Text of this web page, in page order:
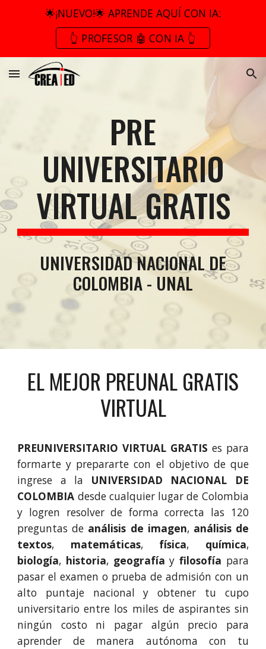
Skip to main content
🌟¡NUEVO!🌟 APRENDE AQUÍ CON IA:
👆 PROFESOR 🤖 CON IA 👆
PRE
UNIVERSITARIO
VIRTUAL GRATIS
UNIVERSIDAD NACIONAL DE
COLOMBIA - UNAL
EL MEJOR PREUNAL GRATIS
VIRTUAL
PREUNIVERSITARIO VIRTUAL GRATIS es para
formarte y prepararte con el objetivo de que
ingrese a la UNIVERSIDAD NACIONAL DE
COLOMBIA desde cualquier lugar de Colombia
y logren resolver de forma correcta las 120
preguntasde análisis de imagen, análisis de
textos, matemáticas, física, química,
biología, historia, geografía y filosofía para
pasar el examen o prueba de admisión con un
alto puntaje nacional y obtener tu cupo
universitario entre los miles de aspirantes sin
ningún costo ni pagar algún precio para
aprender de manera autónoma con tu